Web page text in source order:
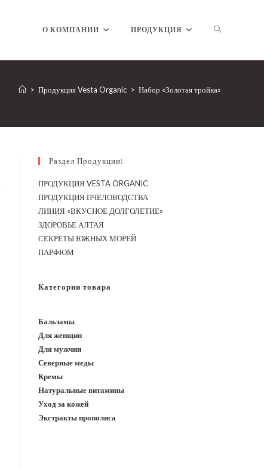
О КОМПАНИИ ПРОДУКЦИЯ
ПОИСК
> Продукция Vesta Organic > Набор «Золотая тройка»
Раздел Продукции:
ПРОДУКЦИЯ VESTA ORGANIC
ПРОДУКЦИЯ ПЧЕЛОВОДСТВА
ЛИНИЯ «ВКУСНОЕ ДОЛГОЛЕТИЕ»
ЗДОРОВЬЕ АЛТАЯ
СЕКРЕТЫ ЮЖНЫХ МОРЕЙ
ПАРФЮМ
Категории товара
Бальзамы
Для женщин
Для мужчин
Северные меды
Кремы
Натуральные витамины
Уход за кожей
Экстракты прополиса